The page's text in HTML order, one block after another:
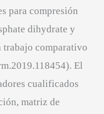
para compresión
dihydrate y
trabajo comparativo
El
cualificados
matriz de